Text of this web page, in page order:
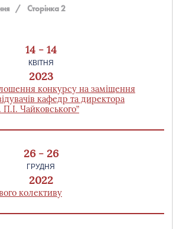
/ Сторінка 2
14 - 14
КВІТНЯ
2023
конкурсу на заміщення
кафедр та директора
Чайковського”
26 - 26
ГРУДНЯ
2022
колективу